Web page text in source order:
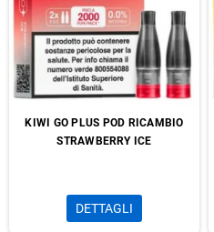
KIWI GO PLUS POD RICAMBIO
STRAWBERRY ICE
DETTAGLI